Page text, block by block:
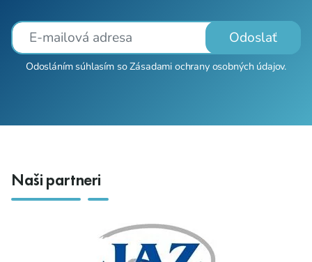
Odoslať
Odosláním súhlasím soZásadami ochrany osobných údajov.
Naši partneri